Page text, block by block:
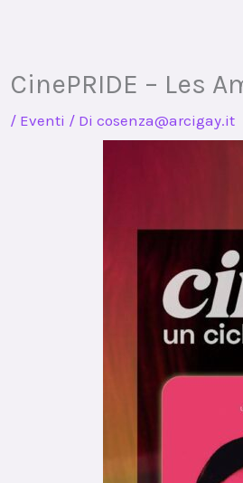
CinePRIDE – Les
/ Eventi / Dicosenza@arcigay.it